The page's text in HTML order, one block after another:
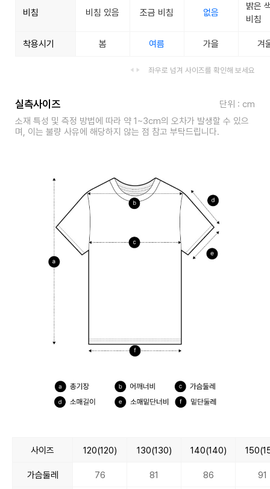
비침 비침 있음 조금 비침 없음
밝은
비침
착용시기 봄 여름 가을 겨
좌우로 넘겨 사이즈를 확인해 보세요
실측사이즈
단위 : cm
소재 특성 및 측정 방법에 따라 약 1~3cm의 오차가 발생할 수 있으
며, 이는 불량 사유에 해당하지 않는 점 참고 부탁드립니다.
사이즈 120(120) 130(130) 140(140)
가슴둘레 76 81 86 91